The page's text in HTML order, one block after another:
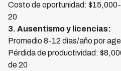
Costo de oportunidad:
20
3. Ausentismo y licencias:
Promedio 8-12 días/año por
Pérdida de productividad:
de 20